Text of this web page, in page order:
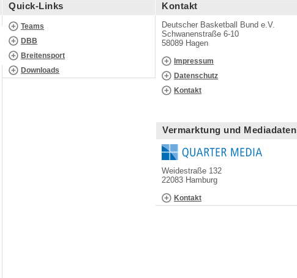
Quick-Links
Teams
DBB
Breitensport
Downloads
Kontakt
Deutscher Basketball Bund e.V.
Schwanenstraße 6-10
58089 Hagen
Impressum
Datenschutz
Kontakt
Vermarktung und Mediadaten
Weidestraße 132
22083 Hamburg
Kontakt